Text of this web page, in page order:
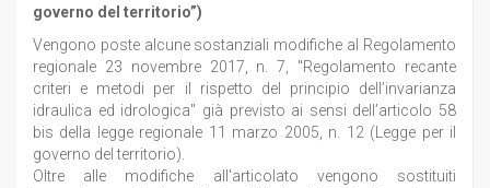
governo del territorio”)
Vengono poste alcune sostanziali modifiche al Regolamento
regionale 23 novembre 2017, n. 7, "Regolamento recante
criteri e metodi per il rispetto del principio dell’invarianza
idraulica ed idrologica" già previsto ai sensi dell’articolo 58
bis della legge regionale 11 marzo 2005, n. 12 (Legge per il
governo del territorio).
Oltre alle modifiche all'articolato vengono sostituiti